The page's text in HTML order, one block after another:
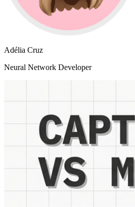
Adélia Cruz
Neural Network Developer